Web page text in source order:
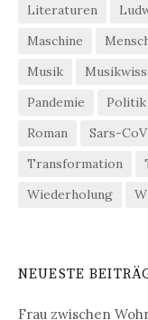
Literaturen
Maschine
Musik
Pandemie
Politik
Roman
Sars-
Transformation
Wiederholung
NEUESTE
Frau zwischen